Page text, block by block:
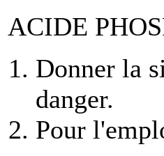
ACIDE
Donner la
danger.
Pour